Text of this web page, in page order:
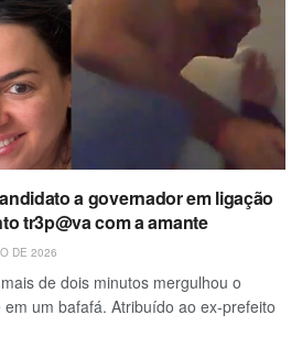
a governador em ligação
tr3p@va com a amante
DE 2026
de dois minutos mergulhou o
um bafafá. Atribuído ao ex-prefeito